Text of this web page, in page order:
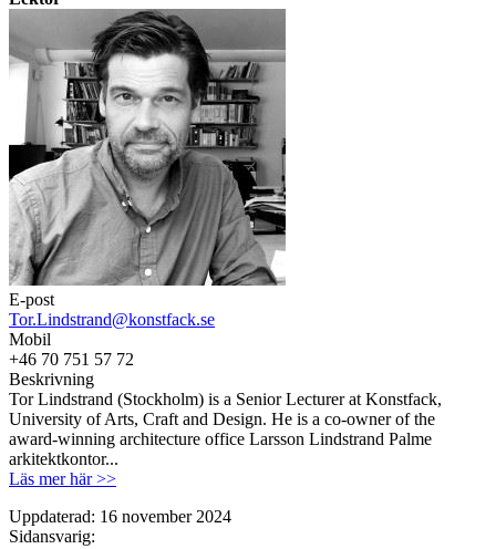
E-post
Tor.Lindstrand@konstfack.se
Mobil
+46 70 751 57 72
Beskrivning
Tor Lindstrand (Stockholm) is a Senior Lecturer at Konstfack,
University of Arts, Craft and Design. He is a co-owner of the
award-winning architecture office Larsson Lindstrand Palme
arkitektkontor...
Läs mer här >>
Uppdaterad: 16 november 2024
Sidansvarig: